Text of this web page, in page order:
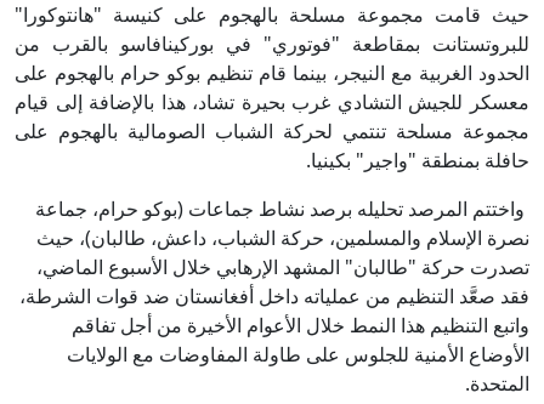
حيث قامت مجموعة مسلحة بالهجوم على كنيسة "هانتوكورا"
للبروتستانت بمقاطعة "فوتوري" في بوركينافاسو بالقرب من
الحدود الغربية مع النيجر، بينما قام تنظيم بوكو حرام بالهجوم على
معسكر للجيش التشادي غرب بحيرة تشاد، هذا بالإضافة إلى قيام
مجموعة مسلحة تنتمي لحركة الشباب الصومالية بالهجوم على
حافلة بمنطقة "واجير" بكينيا.
واختتم المرصد تحليله برصد نشاط جماعات (بوكو حرام، جماعة
نصرة الإسلام والمسلمين، حركة الشباب، داعش، طالبان)، حيث
تصدرت حركة "طالبان" المشهد الإرهابي خلال الأسبوع الماضي،
فقد صعَّد التنظيم من عملياته داخل أفغانستان ضد قوات الشرطة،
واتبع التنظيم هذا النمط خلال الأعوام الأخيرة من أجل تفاقم
الأوضاع الأمنية للجلوس على طاولة المفاوضات مع الولايات
المتحدة.